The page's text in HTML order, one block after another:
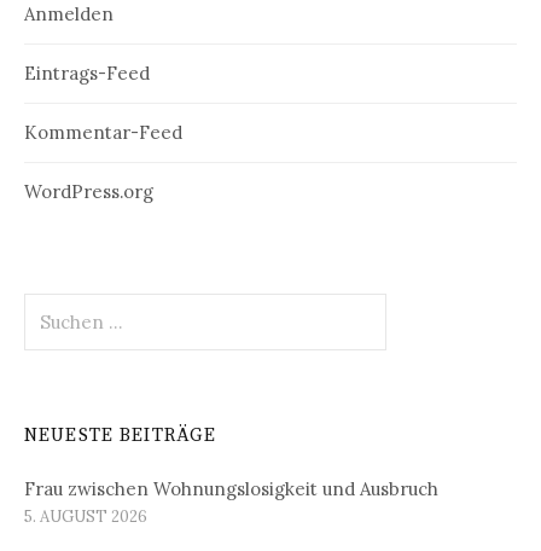
Anmelden
Eintrags-Feed
Kommentar-Feed
WordPress.org
nach:
NEUESTE BEITRÄGE
Frau zwischen Wohnungslosigkeit und Ausbruch
5. AUGUST 2026